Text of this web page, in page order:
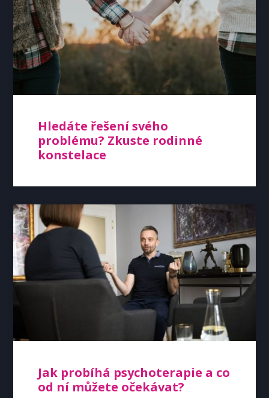
Hledáte řešení svého
problému? Zkuste rodinné
konstelace
Jak probíhá psychoterapie a co
od ní můžete očekávat?